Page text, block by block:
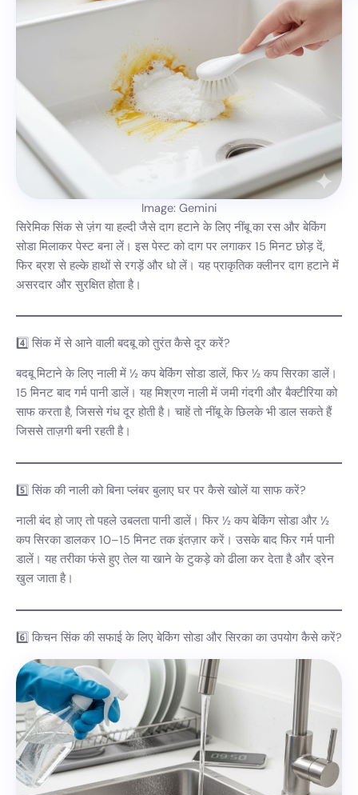
Image: Gemini
सिरेमिक सिंक से ज़ंग या हल्दी जैसे दाग हटाने के लिए नींबू का रस और बेकिंग
सोडा मिलाकर पेस्ट बना लें। इस पेस्ट को दाग पर लगाकर 15 मिनट छोड़ दें,
फिर ब्रश से हल्के हाथों से रगड़ें और धो लें। यह प्राकृतिक क्लीनर दाग हटाने में
असरदार और सुरक्षित होता है।
4️⃣ सिंक में से आने वाली बदबू को तुरंत कैसे दूर करें?
बदबू मिटाने के लिए नाली में ½ कप बेकिंग सोडा डालें, फिर ½ कप सिरका डालें।
15 मिनट बाद गर्म पानी डालें। यह मिश्रण नाली में जमी गंदगी और बैक्टीरिया को
साफ करता है, जिससे गंध दूर होती है। चाहें तो नींबू के छिलके भी डाल सकते हैं
जिससे ताज़गी बनी रहती है।
5️⃣ सिंक की नाली को बिना प्लंबर बुलाए घर पर कैसे खोलें या साफ करें?
नाली बंद हो जाए तो पहले उबलता पानी डालें। फिर ½ कप बेकिंग सोडा और ½
कप सिरका डालकर 10–15 मिनट तक इंतज़ार करें। उसके बाद फिर गर्म पानी
डालें। यह तरीका फंसे हुए तेल या खाने के टुकड़े को ढीला कर देता है और ड्रेन
खुल जाता है।
6️⃣ किचन सिंक की सफाई के लिए बेकिंग सोडा और सिरका का उपयोग कैसे करें?